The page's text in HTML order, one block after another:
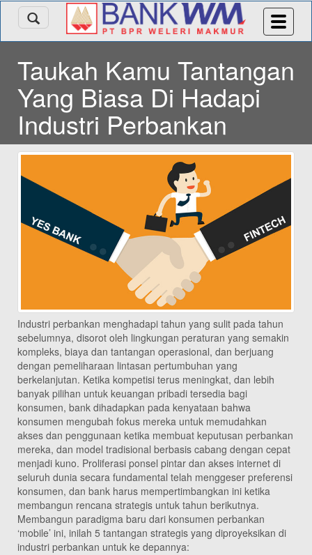
Taukah Kamu Tantangan
Yang Biasa Di Hadapi
Industri Perbankan
Industri perbankan menghadapi tahun yang sulit pada tahun
sebelumnya, disorot oleh lingkungan peraturan yang semakin
kompleks, biaya dan tantangan operasional, dan berjuang
dengan pemeliharaan lintasan pertumbuhan yang
berkelanjutan. Ketika kompetisi terus meningkat, dan lebih
banyak pilihan untuk keuangan pribadi tersedia bagi
konsumen, bank dihadapkan pada kenyataan bahwa
konsumen mengubah fokus mereka untuk memudahkan
akses dan penggunaan ketika membuat keputusan perbankan
mereka, dan model tradisional berbasis cabang dengan cepat
menjadi kuno. Proliferasi ponsel pintar dan akses internet di
seluruh dunia secara fundamental telah menggeser preferensi
konsumen, dan bank harus mempertimbangkan ini ketika
membangun rencana strategis untuk tahun berikutnya.
Membangun paradigma baru dari konsumen perbankan
‘mobile’ ini, inilah 5 tantangan strategis yang diproyeksikan di
industri perbankan untuk ke depannya: